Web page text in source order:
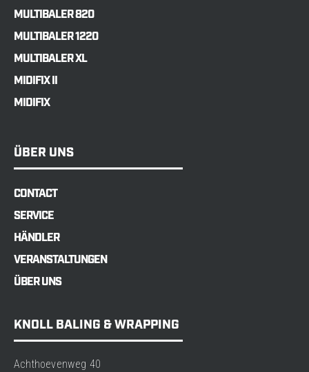
MULTIBALER 820
MULTIBALER 1220
MULTIBALER XL
MIDIFIX II
MIDIFIX
ÜBER UNS
CONTACT
SERVICE
HÄNDLER
VERANSTALTUNGEN
ÜBER UNS
KNOLL BALING & WRAPPING
Achthoevenweg 40